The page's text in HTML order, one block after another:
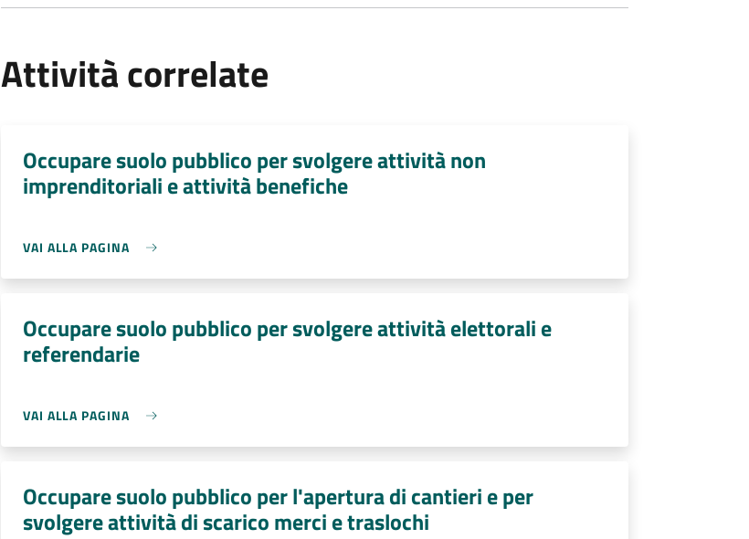
Attività correlate
Occupare suolo pubblico per svolgere attività non
imprenditoriali e attività benefiche
VAI ALLA PAGINA
Occupare suolo pubblico per svolgere attività elettorali e
referendarie
VAI ALLA PAGINA
Occupare suolo pubblico per l'apertura di cantieri e per
svolgere attività di scarico merci e traslochi